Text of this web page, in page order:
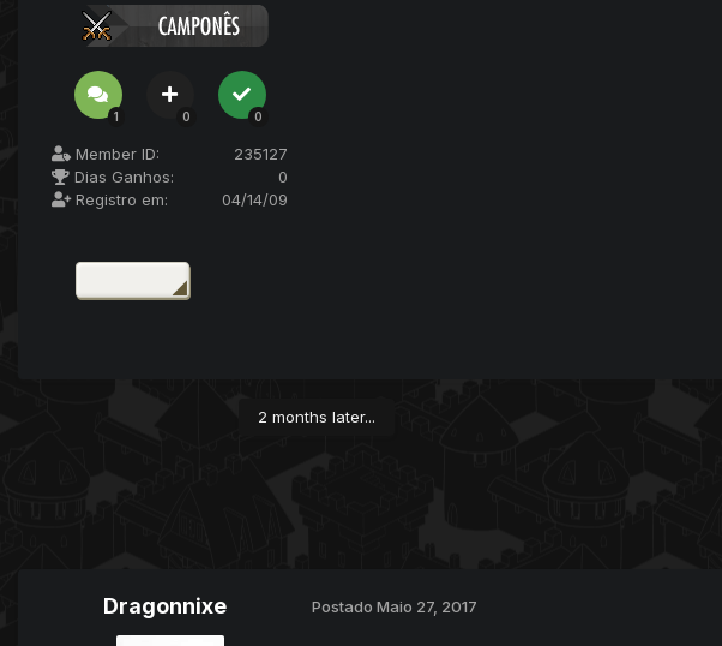
1 0 0
Member ID:
235127
Dias Ganhos:
0
Registro em:
04/14/09
2 months later...
Dragonnixe Postado Maio 27, 2017